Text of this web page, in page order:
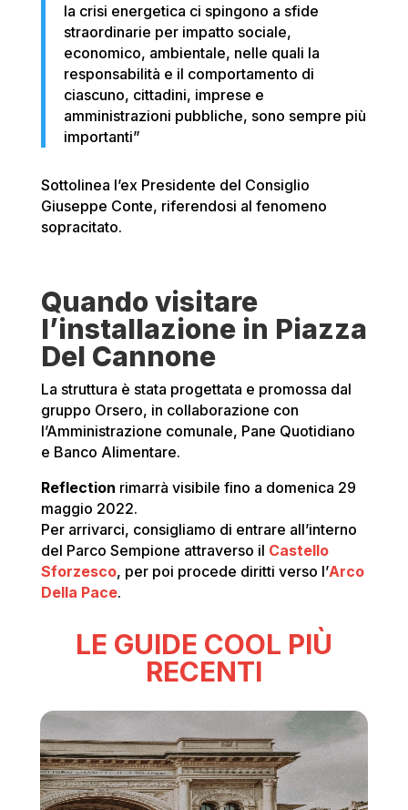
la crisi energetica ci spingono a sfide
straordinarie per impatto sociale,
economico, ambientale, nelle quali la
responsabilità e il comportamento di
ciascuno, cittadini, imprese e
amministrazioni pubbliche, sono sempre più
importanti”
Sottolinea l’ex Presidente del Consiglio
Giuseppe Conte, riferendosi al fenomeno
sopracitato.
Quando visitare
l’installazione in Piazza
Del Cannone
La struttura è stata progettata e promossa dal
gruppo Orsero, in collaborazione con
l’Amministrazione comunale, Pane Quotidiano
e Banco Alimentare.
Reflection rimarrà visibile fino a domenica 29
maggio 2022.
Per arrivarci, consigliamo di entrare all’interno
del Parco Sempione attraverso il Castello
Sforzesco, per poi procede diritti verso l’Arco
Della Pace.
LE GUIDE COOL PIÙ
RECENTI